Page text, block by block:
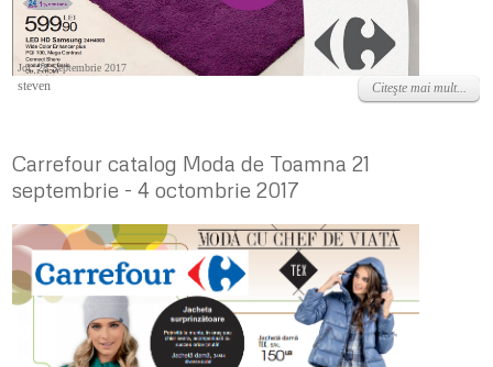
Joi, 28 Septembrie 2017
steven Citeşte mai mult...
Carrefour catalog Moda de Toamna 21
septembrie - 4 octombrie 2017